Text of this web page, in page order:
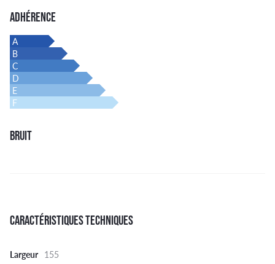
ADHÉRENCE
A
B
C
D
E
F
BRUIT
CARACTÉRISTIQUES TECHNIQUES
Largeur 155